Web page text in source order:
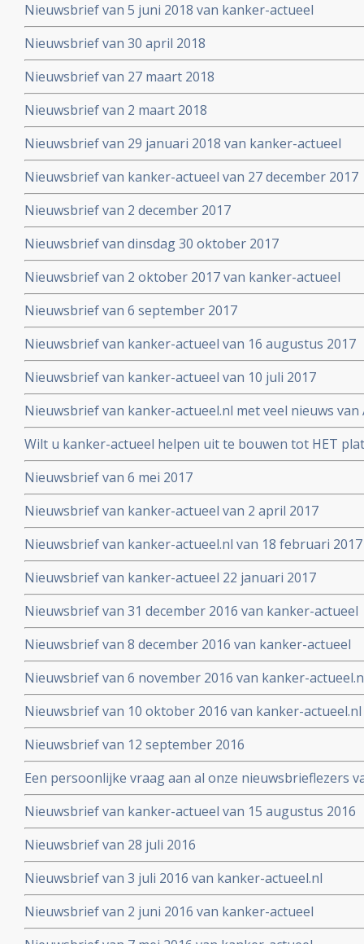
Nieuwsbrief van 5 juni 2018 van kanker-actueel
Nieuwsbrief van 30 april 2018
Nieuwsbrief van 27 maart 2018
Nieuwsbrief van 2 maart 2018
Nieuwsbrief van 29 januari 2018 van kanker-actueel
Nieuwsbrief van kanker-actueel van 27 december 2017
Nieuwsbrief van 2 december 2017
Nieuwsbrief van dinsdag 30 oktober 2017
Nieuwsbrief van 2 oktober 2017 van kanker-actueel
Nieuwsbrief van 6 september 2017
Nieuwsbrief van kanker-actueel van 16 augustus 2017
Nieuwsbrief van kanker-actueel van 10 juli 2017
Nieuwsbrief van kanker-actueel.nl met veel nieuws van
2017
Wilt u kanker-actueel helpen uit te bouwen tot HET
hun naasten?
Nieuwsbrief van 6 mei 2017
Nieuwsbrief van kanker-actueel van 2 april 2017
Nieuwsbrief van kanker-actueel.nl van 18 februari 2017
Nieuwsbrief van kanker-actueel 22 januari 2017
Nieuwsbrief van 31 december 2016 van kanker-actueel
Nieuwsbrief van 8 december 2016 van kanker-actueel
Nieuwsbrief van 6 november 2016 van kanker-
Nieuwsbrief van 10 oktober 2016 van kanker-actueel.nl
Nieuwsbrief van 12 september 2016
Een persoonlijke vraag aan al onze nieuwsbrieflezers
Nieuwsbrief van kanker-actueel van 15 augustus 2016
Nieuwsbrief van 28 juli 2016
Nieuwsbrief van 3 juli 2016 van kanker-actueel.nl
Nieuwsbrief van 2 juni 2016 van kanker-actueel